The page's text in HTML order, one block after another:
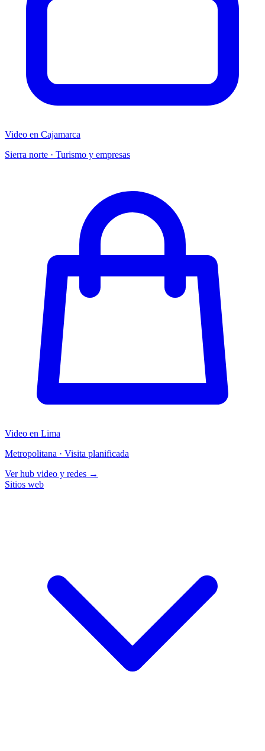
Video en Cajamarca
Sierra norte · Turismo y empresas
Video en Lima
Metropolitana · Visita planificada
Ver hub video y redes →
Sitios web